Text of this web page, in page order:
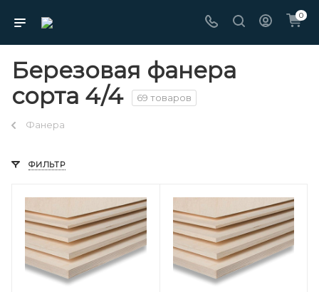
0
Березовая фанера
сорта 4/4
69 товаров
Фанера
ФИЛЬТР